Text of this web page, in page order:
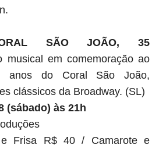
SÃO JOÃO, 35
musical em comemoração ao
anos do Coral São João,
clássicos da Broadway. (SL)
(sábado) às 21h
e Frisa R$ 40 / Camarote e